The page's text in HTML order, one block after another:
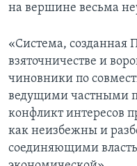
на вершине весьма
«Система, созданная
взяточничестве и
чиновники по
ведущими частными
конфликт интересов
как неизбежны и
соединяющими